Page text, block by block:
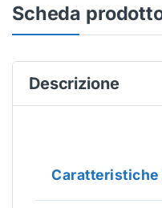
Scheda
Descrizione